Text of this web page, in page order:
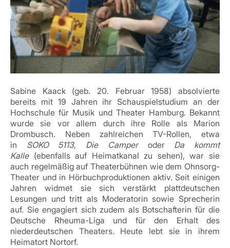
Sabine Kaack (geb. 20. Februar 1958) absolvierte
bereits mit 19 Jahren ihr Schauspielstudium an der
Hochschule für Musik und Theater Hamburg. Bekannt
wurde sie vor allem durch ihre Rolle als Marion
Drombusch. Neben zahlreichen TV-Rollen, etwa
in SOKO 5113, Die Camperoder Da kommt
Kalle (ebenfalls auf Heimatkanal zu sehen), war sie
auch regelmäßig auf Theaterbühnen wie dem Ohnsorg-
Theater und in Hörbuchproduktionen aktiv. Seit einigen
Jahren widmet sie sich verstärkt plattdeutschen
Lesungen und tritt als Moderatorin sowie Sprecherin
auf. Sie engagiert sich zudem als Botschafterin für die
Deutsche Rheuma-Liga und für den Erhalt des
niederdeutschen Theaters. Heute lebt sie in ihrem
Heimatort Nortorf.